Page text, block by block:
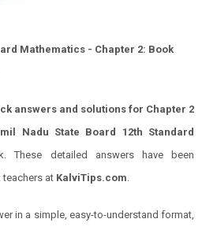
Mathematics - Chapter 2: Book
answers and solutions for Chapter 2
Nadu State Board 12th Standard
These detailed answers have been
teachers at KalviTips.com.
in a simple, easy-to-understand format,